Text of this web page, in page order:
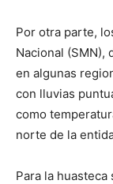
Por otra parte,
Nacional (SMN),
en algunas
con lluvias
como
norte de la
Para la